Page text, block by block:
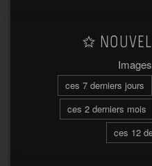
ces 7 derniers jours
ces 2 derniers mois
ces 12